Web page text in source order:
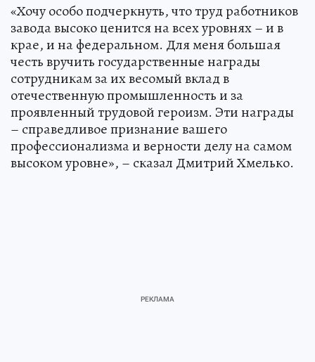
«Хочу особо подчеркнуть, что труд работников
завода высоко ценится на всех уровнях – и в
крае, и на федеральном. Для меня большая
честь вручить государственные награды
сотрудникам за их весомый вклад в
отечественную промышленность и за
проявленный трудовой героизм. Эти награды
– справедливое признание вашего
профессионализма и верности делу на самом
высоком уровне», – сказал Дмитрий Хмелько.